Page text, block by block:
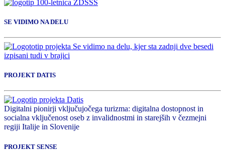
SE VIDIMO NA DELU
PROJEKT DATIS
Digitalni pionirji vključujočega turizma: digitalna dostopnost in
socialna vključenost oseb z invalidnostmi in starejših v čezmejni
regiji Italije in Slovenije
PROJEKT SENSE